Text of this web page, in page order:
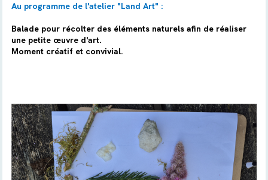
Au programme de l'atelier "Land Art" :
Balade pour récolter des éléments naturels afin de réaliser
une petite œuvre d'art.
Moment créatif et convivial.